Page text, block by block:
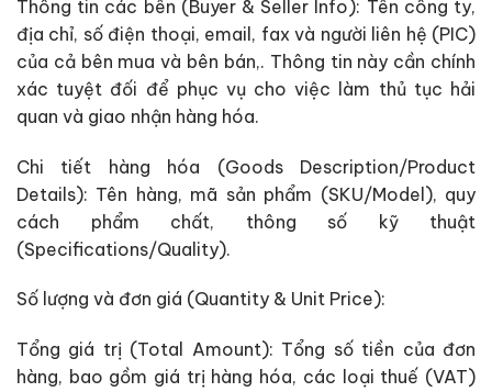
Thông tin các bên (Buyer & Seller Info): Tên công ty,
địa chỉ, số điện thoại, email, fax và người liên hệ (PIC)
của cả bên mua và bên bán,. Thông tin này cần chính
xác tuyệt đối để phục vụ cho việc làm thủ tục hải
quan và giao nhận hàng hóa.
Chi tiết hàng hóa (Goods Description/Product
Details): Tên hàng, mã sản phẩm (SKU/Model), quy
cách phẩm chất, thông số kỹ thuật
(Specifications/Quality).
Số lượng và đơn giá (Quantity & Unit Price):
Tổng giá trị (Total Amount): Tổng số tiền của đơn
hàng, bao gồm giá trị hàng hóa, các loại thuế (VAT)